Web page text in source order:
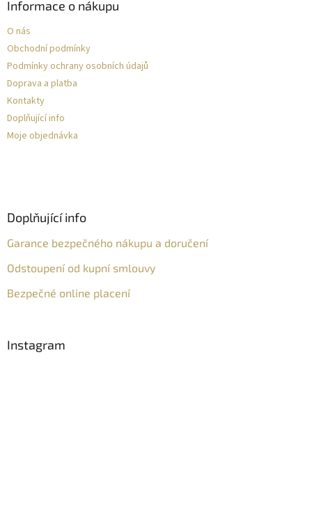
Informace o nákupu
O nás
Obchodní podmínky
Podmínky ochrany osobních údajů
Doprava a platba
Kontakty
Doplňující info
Moje objednávka
Doplňující info
Garance bezpečného nákupu a doručení
Odstoupení od kupní smlouvy
Bezpečné online placení
Instagram